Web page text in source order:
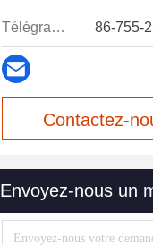
Télégramme: 86-755-
Contactez-
Envoyez-nous un